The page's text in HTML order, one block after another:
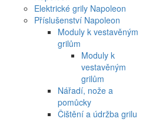
Elektrické grily Napoleon
Příslušenství Napoleon
Moduly k vestavěným
grilům
Moduly k
vestavěným
grilům
Nářadí, nože a
pomůcky
Čištění a údržba grilu